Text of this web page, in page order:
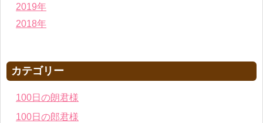
2019年
2018年
カテゴリー
100日の朗君様
100日の郎君様